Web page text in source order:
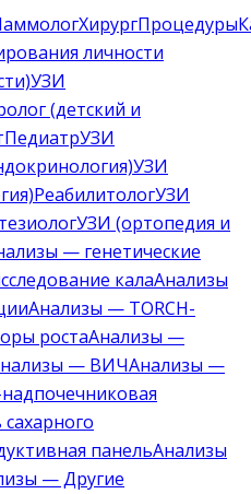
ХирургПроцедуры
личности
УЗИ
(детский и
ПедиатрУЗИ
УЗИ
РеабилитологУЗИ
УЗИ (ортопедия и
— генетические
калаАнализы
Анализы — TORCH-
ростаАнализы —
— ВИЧАнализы —
панельАнализы
— Другие